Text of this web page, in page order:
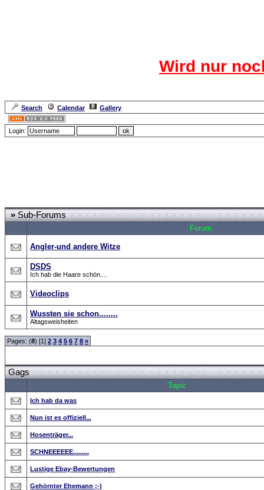
Wird nur
Search Calendar
Gallery
Login:
»Sub-Forums
Forum
Angler-und andere Witze
DSDS
Ich hab die Haare schön....
Videoclips
Wussten sie schon........
Altagsweisheiten
Pages: (8) [1] 2 3 4 5 6 7 8 »
Gags
Topic
Ich hab da was
Nun ist es offiziell...
Hosenträger...
SCHNEEEEEE.........
Lustige Ebay-Bewertungen
Gehörnter Ehemann ;-)